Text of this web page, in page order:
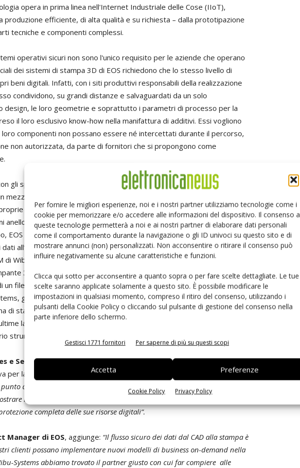
Per fornire le migliori esperienze, noi e i nostri partner utilizziamo tecnologie come i
cookie per memorizzare e/o accedere alle informazioni del dispositivo. Il consenso a
queste tecnologie permetterà a noi e ai nostri partner di elaborare dati personali
come il comportamento durante la navigazione o gli ID univoci su questo sito e di
mostrare annunci (non) personalizzati. Non acconsentire o ritirare il consenso può
influire negativamente su alcune caratteristiche e funzioni.
Clicca qui sotto per acconsentire a quanto sopra o per fare scelte dettagliate. Le tue
scelte saranno applicate solamente a questo sito. È possibile modificare le
impostazioni in qualsiasi momento, compreso il ritiro del consenso, utilizzando i
pulsanti della Cookie Policy o cliccando sul pulsante di gestione del consenso nella
parte inferiore dello schermo.
Gestisci 1771 fornitori Per saperne di più su questi scopi
Accetta Preferenze
Cookie Policy Privacy Policy
opera in prima linea nell'Internet Industriale delle Cose (IIoT),
produzione efficiente, di alta qualità e su richiesta – dalla prototipazione
tecniche e componenti complessi.
operativi sicuri non sono l'unico requisito per le aziende che operano
dei sistemi di stampa 3D di EOS richiedono che lo stesso livello di
beni digitali. Infatti, con i siti produttivi responsabili della realizzazione
condividono, su grandi distanze e salvaguardati da un solo
design, le loro geometrie e soprattutto i parametri di processo per la
il loro esclusivo know-how nella manifattura di additivi. Essi vogliono
componenti non possano essere né intercettati durante il percorso,
non autorizzata, da parte di fornitori che si propongono come
gli specialisti in materia di crittografia e gestione licenzedi Wibu-
mezzo perfetto per offrire ai suoi utenti quell’agognato livello di
risorse digitali. La sfida consisteva nel creare un sistema
anello della catena di approviggionamento, dalla progettazione digitale
EOS ha sviluppato e rilasciato un'API per automatizzare e integrare la
all’interno dell’ambiente software esistente presso i clienti, e per
di Wibu-Systems. I file possono essere criptati per il trasferimento
3D, ed è anche disponibile un contatore sicuro, per tenere traccia
un file. Con la nuova API, supportata dalla tecnologia di protezione
gli utenti EOS possono ora proteggere il proverbiale ultimo miglio di
di stampa 3D e monetizzare i loro progetti con licenze pay-per-print. Il
lacune, che erano presenti nella catena della produzione additiva,
strumento di generazione di introiti per i suoi utenti.
e Security Expert di Wibu-Systems, considera la partnership con
per la protezione IP nella produzione intelligente:
“La produzione
d’incontro tra globale e locale, e alimentata dai dati, è una delle
le capacità dell'IIoT. Decidendo a favore della nostra tecnologia, EOS
completa delle sue risorse digitali”.
Manager di EOS, aggiunge: “Il flusso sicuro dei dati dal CAD alla stampa è
clienti possano implementare nuovi modelli di business on-demand nella
Systems abbiamo trovato il partner giusto con cui far compiere alle